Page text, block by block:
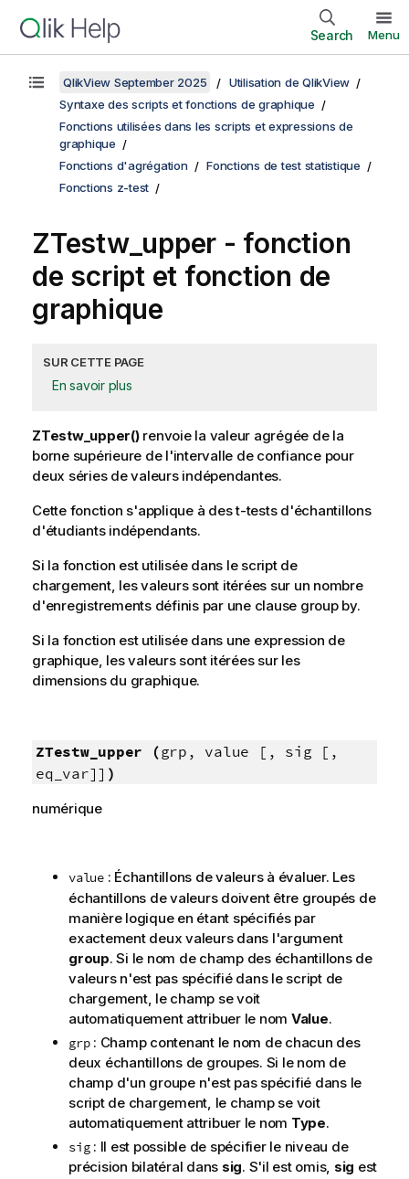
Search Menu
QlikView September 2025
Utilisation de QlikView
Syntaxe des scripts et fonctions de graphique
Fonctions utilisées dans les scripts et expressions de
graphique
Fonctions d'agrégation
Fonctions de test statistique
Fonctions z-test
ZTestw_upper - fonction
de script et fonction de
graphique
SUR CETTE PAGE
En savoir plus
ZTestw_upper()renvoie la valeur agrégée de la
borne supérieure de l'intervalle de confiance pour
deux séries de valeurs indépendantes.
Cette fonction s'applique à des t-tests d'échantillons
d'étudiants indépendants.
Si la fonction est utilisée dans le script de
chargement, les valeurs sont itérées sur un nombre
d'enregistrements définis par une clause group by.
Si la fonction est utilisée dans une expression de
graphique, les valeurs sont itérées sur les
dimensions du graphique.
ZTestw_upper (grp, value [, sig [,
eq_var]] )
numérique
value: Échantillons de valeurs à évaluer. Les
échantillons de valeurs doivent être groupés de
manière logique en étant spécifiés par
exactement deux valeurs dans l'argument
group. Si le nom de champ des échantillons de
valeurs n'est pas spécifié dans le script de
chargement, le champ se voit
automatiquement attribuer le nom Value.
grp: Champ contenant le nom de chacun des
deux échantillons de groupes. Si le nom de
champ d'un groupe n'est pas spécifié dans le
script de chargement, le champ se voit
automatiquement attribuer le nom Type.
sig: Il est possible de spécifier le niveau de
précision bilatéral dans sig. S'il est omis, sig est